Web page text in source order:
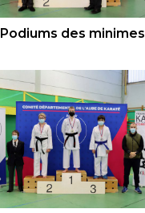
Podiums des minimes